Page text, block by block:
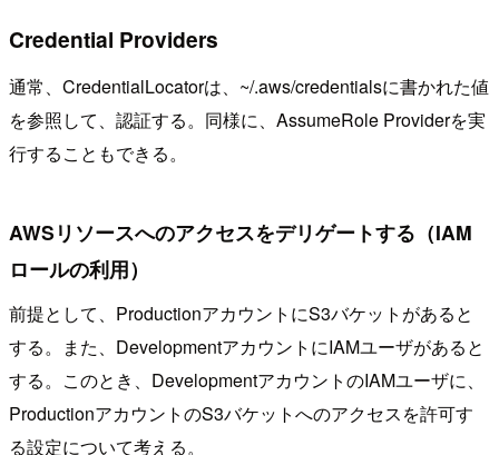
Credential Providers
通常、CredentialLocatorは、~/.aws/credentialsに書かれた値
を参照して、認証する。同様に、AssumeRole Providerを実
行することもできる。
AWSリソースへのアクセスをデリゲートする（IAM
ロールの利用）
前提として、ProductionアカウントにS3バケットがあると
する。また、DevelopmentアカウントにIAMユーザがあると
する。このとき、DevelopmentアカウントのIAMユーザに、
ProductionアカウントのS3バケットへのアクセスを許可す
る設定について考える。